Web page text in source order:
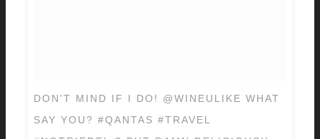
DON'T MIND IF I DO! @WINEULIKE WHAT
SAY YOU? #QANTAS #TRAVEL